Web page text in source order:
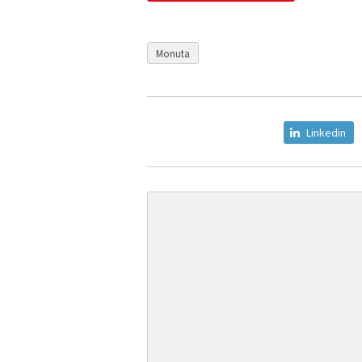
Monuta
Linkedin